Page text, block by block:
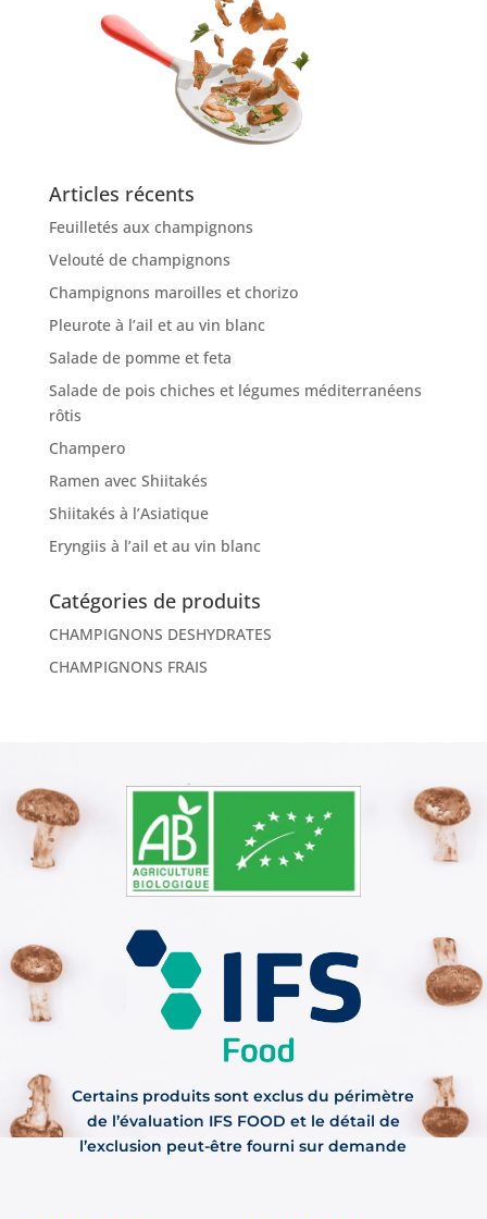
Articles récents
Feuilletés aux champignons
Velouté de champignons
Champignons maroilles et chorizo
Pleurote à l’ail et au vin blanc
Salade de pomme et feta
Salade de pois chiches et légumes méditerranéens
rôtis
Champero
Ramen avec Shiitakés
Shiitakés à l’Asiatique
Eryngiis à l’ail et au vin blanc
Catégories de produits
CHAMPIGNONS DESHYDRATES
CHAMPIGNONS FRAIS
Certains produits sont exclus du périmètre
de l’évaluation IFS FOOD et le détail de
l’exclusion peut-être fourni sur demande